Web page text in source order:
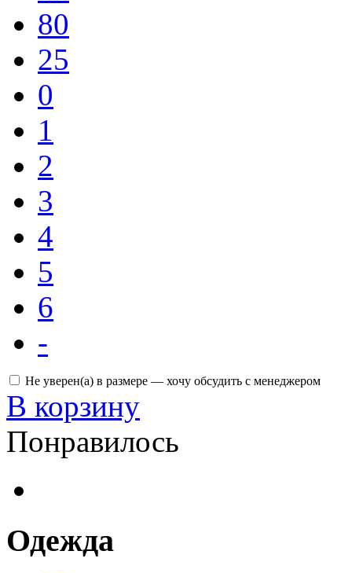
80
25
0
1
2
3
4
5
6
-
Не уверен(а) в размере — хочу обсудить с менеджером
В корзину
Понравилось
Одежда